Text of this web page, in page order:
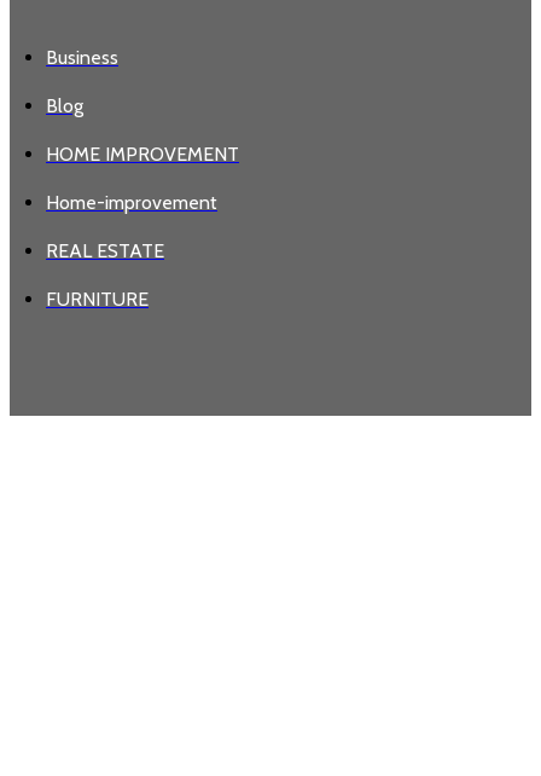
Business
Blog
HOME IMPROVEMENT
Home-improvement
REAL ESTATE
FURNITURE